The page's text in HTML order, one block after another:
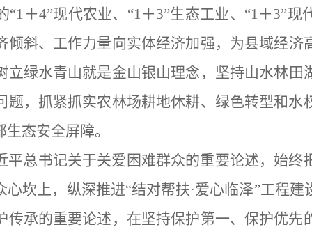
“1＋4”现代农业、 “1＋3”生态工业、 “1＋3”现
倾斜、工作力量向实体经济加强 ，为县域经济
立绿水青山就是金山银山理念，坚持山水林田
题，抓紧抓实农林场耕地休耕、绿色转型和水
态安全屏障。
平总书记关于关爱困难群众的重要论述，始终
心坎上，纵深推进“结对帮扶·爱心临泽”工程建
承的重要论述， 在坚持保护第一、保护优先